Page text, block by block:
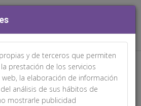
y de terceros que permiten
prestación de los servicios
la elaboración de información
análisis de sus hábitos de
mostrarle publicidad
por: